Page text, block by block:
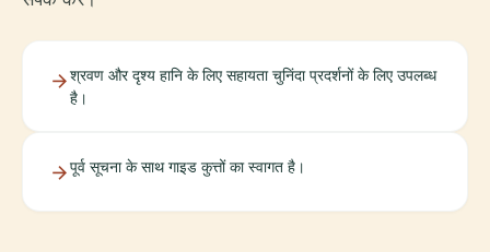
श्रवण और दृश्य हानि के लिए सहायता चुनिंदा प्रदर्शनों के लिए उपलब्ध
है।
पूर्व सूचना के साथ गाइड कुत्तों का स्वागत है।